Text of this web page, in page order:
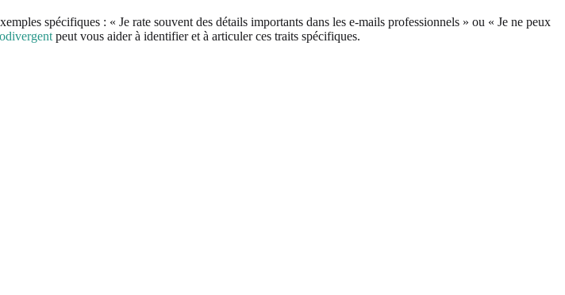
spécifiques : « Je rate souvent des détails importants dans les e-mails professionnels » ou « Je ne peux
peut vous aider à identifier et à articuler ces traits spécifiques.